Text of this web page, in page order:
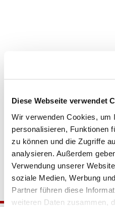
Diese Webseite verwendet
Wir verwenden Cookies, um
personalisieren, Funktionen
zu können und die Zugriffe
analysieren. Außerdem
Verwendung unserer
soziale Medien, Werbung
Partner führen diese
weiteren Daten zusammen,